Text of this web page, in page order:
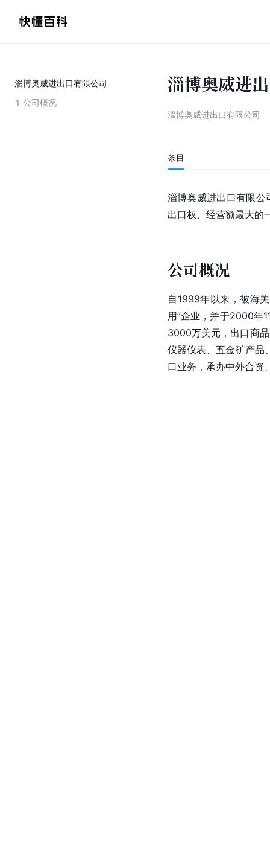
淄博奥威进出口有限公司
1 公司概况
淄博奥威进
淄博奥威进出口有限公司
条目
淄博奥威进出口有限公
出口权、经营额最大的
公司概况
自1999年以来，被海
用”企业，并于2000年
3000万美元，出口商
仪器仪表、五金矿产品
口业务，承办中外合资